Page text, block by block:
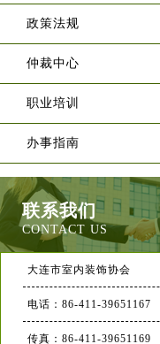
政策法规
仲裁中心
职业培训
办事指南
联系我们
CONTACT US
大连市室内装饰协会
电话：86-411-39651167
传真：86-411-39651169